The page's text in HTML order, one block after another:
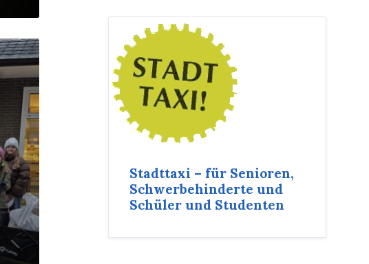
Stadttaxi – für Senioren,
Schwerbehinderte und
Schüler und Studenten